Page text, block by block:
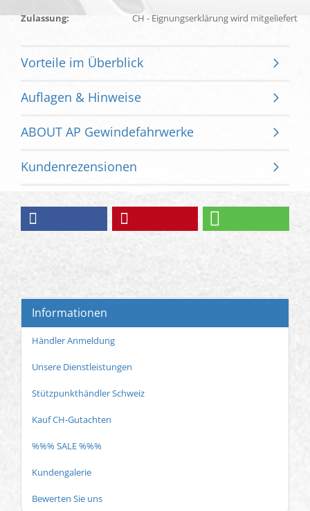
Zulassung:
CH - Eignungserklärung wird mitgeliefert
Vorteile im Überblick
Auflagen & Hinweise
ABOUT AP Gewindefahrwerke
Kundenrezensionen
Informationen
Händler Anmeldung
Unsere Dienstleistungen
Stützpunkthändler Schweiz
Kauf CH-Gutachten
%%% SALE %%%
Kundengalerie
Bewerten Sie uns